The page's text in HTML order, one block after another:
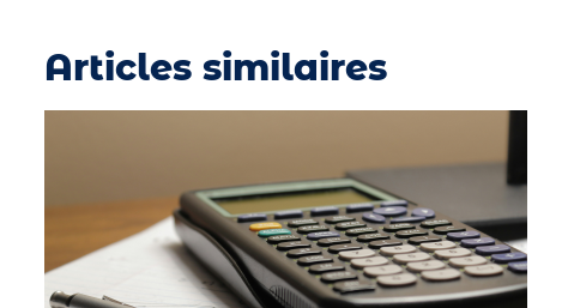
Articles similaires